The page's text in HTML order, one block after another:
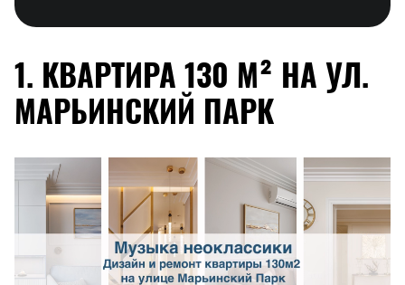
1. КВАРТИРА 130 М² НА УЛ.
МАРЬИНСКИЙ ПАРК